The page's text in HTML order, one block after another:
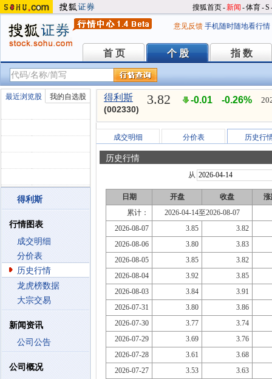
搜狐首页-新闻 -体育-S
意见反馈 手机随时随地看行情
首 页
首 页 个 股
个 股 指 数
指 数
最近浏览股 我的自选股
得利斯
行情图表
成交明细
分价表
历史行情
龙虎榜数据
大宗交易
新闻资讯
公司公告
公司概况
得利斯
(002330)
3.82 -0.01 -0.26%
成交明细 分价表 历史行
历史行情
从
日期 开盘 收盘
涨
累计：
2026-04-14至2026-08-07
2026-08-07
3.85
3.82
2026-08-06
3.80
3.83
2026-08-05
3.85
3.82
2026-08-04
3.92
3.85
2026-08-03
3.84
3.91
2026-07-31
3.80
3.86
2026-07-30
3.77
3.74
2026-07-29
3.69
3.76
2026-07-28
3.61
3.68
2026-07-27
3.53
3.63